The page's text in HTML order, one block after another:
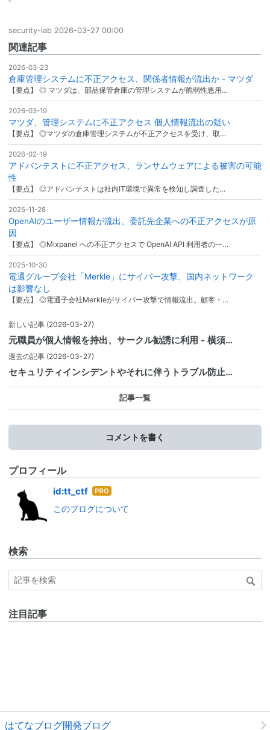
security-lab 2026-03-27 00:00
関連記事
2026-03-23
倉庫管理システムに不正アクセス、関係者情報が流出か - マツダ
【要点】 ◎ マツダは、部品保管倉庫の管理システムが脆弱性悪用…
2026-03-19
マツダ、管理システムに不正アクセス 個人情報流出の疑い
【要点】 ◎マツダの倉庫管理システムが不正アクセスを受け、取…
2026-02-19
アドバンテストに不正アクセス、ランサムウェアによる被害の可能
性
【要点】 ◎アドバンテストは社内IT環境で異常を検知し調査した…
2025-11-28
OpenAIのユーザー情報が流出、委託先企業への不正アクセスが原
因
【要点】 ◎Mixpanel への不正アクセスで OpenAI API 利用者の一…
2025-10-30
電通グループ会社「Merkle」にサイバー攻撃、国内ネットワーク
は影響なし
【要点】 ◎電通子会社Merkleがサイバー攻撃で情報流出。顧客・…
新しい記事 (2026-03-27)
元職員が個人情報を持出、サークル勧誘に利用 - 横須…
過去の記事 (2026-03-27)
セキュリティインシデントやそれに伴うトラブル防止…
記事一覧
コメントを書く
プロフィール
id:tt_ctf はて
ログ
このブログについて
検索
注目記事
はてなブログ開発ブログ